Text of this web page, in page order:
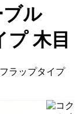
ル
木目